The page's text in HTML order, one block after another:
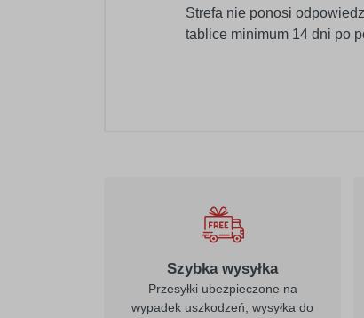
Strefa nie ponosi
tablice minimum 14 dni po
Szybka wysyłka
Przesyłki ubezpieczone na
wypadek uszkodzeń, wysyłka do